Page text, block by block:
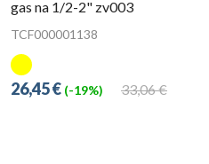
gas na 1/2-2" zv003
TCF000001138
33,06 €
26,45 € (-19%)